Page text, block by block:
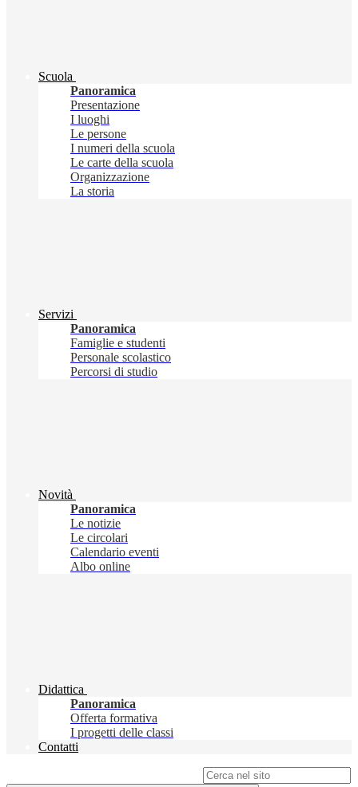
Scuola
Panoramica
Presentazione
I luoghi
Le persone
I numeri della scuola
Le carte della scuola
Organizzazione
La storia
Servizi
Panoramica
Famiglie e studenti
Personale scolastico
Percorsi di studio
Novità
Panoramica
Le notizie
Le circolari
Calendario eventi
Albo online
Didattica
Panoramica
Offerta formativa
I progetti delle classi
Contatti